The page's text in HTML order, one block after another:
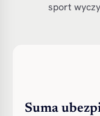
sport
Suma